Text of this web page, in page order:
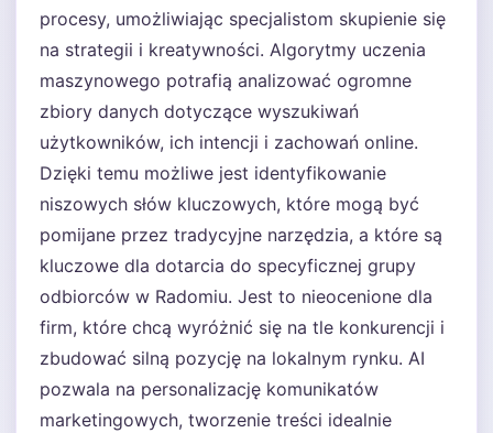
procesy, umożliwiając specjalistom skupienie się
na strategii i kreatywności. Algorytmy uczenia
maszynowego potrafią analizować ogromne
zbiory danych dotyczące wyszukiwań
użytkowników, ich intencji i zachowań online.
Dzięki temu możliwe jest identyfikowanie
niszowych słów kluczowych, które mogą być
pomijane przez tradycyjne narzędzia, a które są
kluczowe dla dotarcia do specyficznej grupy
odbiorców w Radomiu. Jest to nieocenione dla
firm, które chcą wyróżnić się na tle konkurencji i
zbudować silną pozycję na lokalnym rynku. AI
pozwala na personalizację komunikatów
marketingowych, tworzenie treści idealnie